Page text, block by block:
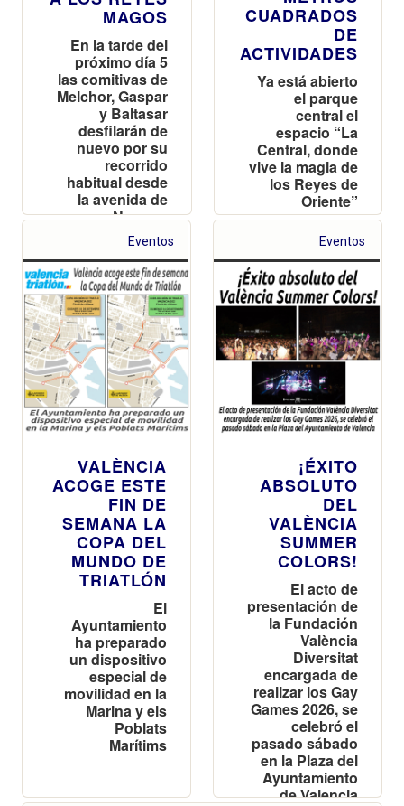
MAGOS
En la tarde del
próximo día 5
las comitivas de
Melchor, Gaspar
y Baltasar
desfilarán de
nuevo por su
recorrido
habitual desde
la avenida de
Navarro
Reverter
CUADRADOS
DE
ACTIVIDADES
Ya está abierto
el parque
central el
espacio “La
Central, donde
vive la magia de
los Reyes de
Oriente”
Eventos
VALÈNCIA
ACOGE ESTE
FIN DE
SEMANA LA
COPA DEL
MUNDO DE
TRIATLÓN
El
Ayuntamiento
ha preparado
un dispositivo
especial de
movilidad en la
Marina y els
Poblats
Marítims
Eventos
¡ÉXITO
ABSOLUTO
DEL
VALÈNCIA
SUMMER
COLORS!
El acto de
presentación de
la Fundación
València
Diversitat
encargada de
realizar los Gay
Games 2026, se
celebró el
pasado sábado
en la Plaza del
Ayuntamiento
de Valencia